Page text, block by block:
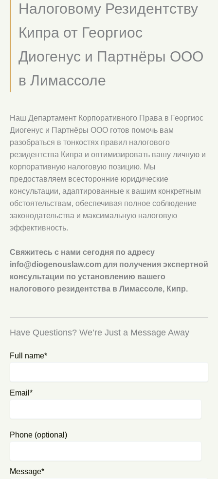
Налоговому Резидентству
Кипра от Георгиос
Диогенус и Партнёры ООО
в Лимассоле
Наш Департамент Корпоративного Права в Георгиос
Диогенус и Партнёры ООО готов помочь вам
разобраться в тонкостях правил налогового
резидентства Кипра и оптимизировать вашу личную и
корпоративную налоговую позицию. Мы
предоставляем всесторонние юридические
консультации, адаптированные к вашим конкретным
обстоятельствам, обеспечивая полное соблюдение
законодательства и максимальную налоговую
эффективность.
Свяжитесь с нами сегодня по адресу
info@diogenouslaw.com для получения экспертной
консультации по установлению вашего
налогового резидентства в Лимассоле, Кипр.
Have Questions? We’re Just a Message Away
Full name*
Email*
Phone (optional)
Message*